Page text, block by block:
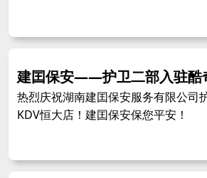
建囯保安——护卫二部入驻酷
热烈庆祝湖南建囯保安服务有限公司
KDV恒大店！建囯保安保您平安！